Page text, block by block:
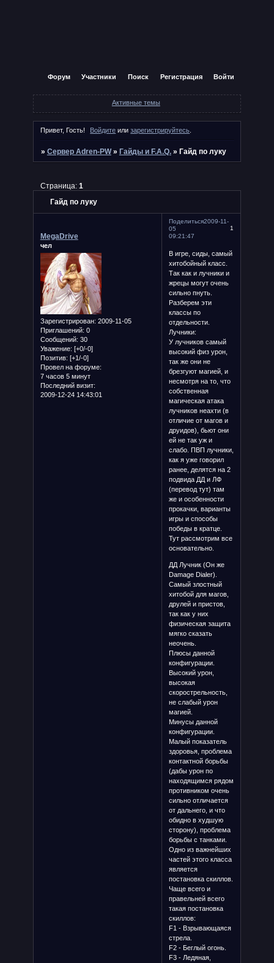
Форум Участники Поиск Регистрация Войти
Активные темы
Привет, Гость! Войдите илизарегистрируйтесь.
» Сервер Adren-PW » Гайды и F.A.Q. » Гайд по луку
Гайд по луку
Страница: 1
Поделиться
1
2009-11-
05
09:21:47
MegaDrive
чел
Зарегистрирован: 2009-11-05
Приглашений: 0
Сообщений: 30
Уважение: [+0/-0]
Позитив: [+1/-0]
Провел на форуме:
7 часов 5 минут
Последний визит:
2009-12-24 14:43:01
В игре, сиды, самый
хитобойный класс.
Так как и лучники и
жрецы могут очень
сильно пнуть.
Разберем эти
классы по
отдельности.
Лучники:
У лучников самый
высокий физ урон,
так же они не
брезгуют магией, и
несмотря на то, что
собственная
магическая атака
лучников неахти (в
отличие от магов и
друидов), бьют они
ей не так уж и
слабо. ПВП лучники,
как я уже говорил
ранее, делятся на 2
подвида ДД и ЛФ
(перевод тут) там
же и особенности
прокачки, варианты
игры и способы
победы в кратце.
Тут рассмотрим все
основательно.
ДД Лучник (Он же
Damage Dialer).
Самый злостный
хитобой для магов,
друлей и пристов,
так как у них
физическая защита
мягко сказать
неочень.
Плюсы данной
конфигурации.
Высокий урон,
высокая
скорострельность,
не слабый урон
магией.
Минусы данной
конфигурации.
Малый показатель
здоровья, проблема
контактной борьбы
(дабы урон по
находящимся рядом
противником очень
сильно отличается
от дальнего, и что
обидно в худшую
сторону), проблема
борьбы с танками.
Одно из важнейших
частей этого класса
является
постановка скиллов.
Чаще всего и
правельней всего
такая постановка
скиллов:
F1 - Взрывающаяся
стрела.
F2 - Беглый огонь.
F3 - Ледяная,